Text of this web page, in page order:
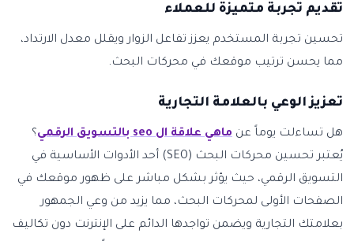
تقديم تجربة متميزة للعملاء
تحسين تجربة المستخدم يعزز تفاعل الزوار ويقلل معدل الارتداد،
مما يحسن ترتيب موقعك في محركات البحث.
تعزيز الوعي بالعلامة التجارية
هل تساءلت يوماً عن ماهي علاقة ال seo بالتسويق الرقمي
؟
يُعتبر تحسين محركات البحث (SEO) أحد الأدوات الأساسية في
التسويق الرقمي، حيث يؤثر بشكل مباشر على ظهور موقعك في
الصفحات الأولى لمحركات البحث، مما يزيد من وعي الجمهور
بعلامتك التجارية ويضمن تواجدها الدائم على الإنترنت دون تكاليف